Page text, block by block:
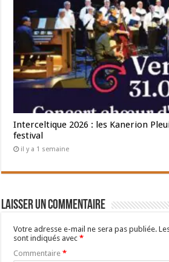
Interceltique 2026 : les Kanerion
festival
il y a 1 semaine
Laisser un commentaire
Votre adresse e-mail ne sera pas publiée.
sont indiqués avec*
Commentaire*